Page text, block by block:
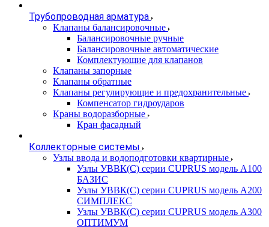
Трубопроводная арматура
Клапаны балансировочные
Балансировочные ручные
Балансировочные автоматические
Комплектующие для клапанов
Клапаны запорные
Клапаны обратные
Клапаны регулирующие и предохранительные
Компенсатор гидроударов
Краны водоразборные
Кран фасадный
Коллекторные системы
Узлы ввода и водоподготовки квартирные
Узлы УВВК(С) серии CUPRUS модель А100
БАЗИС
Узлы УВВК(С) серии CUPRUS модель А200
СИМПЛЕКС
Узлы УВВК(С) серии CUPRUS модель А300
ОПТИМУМ